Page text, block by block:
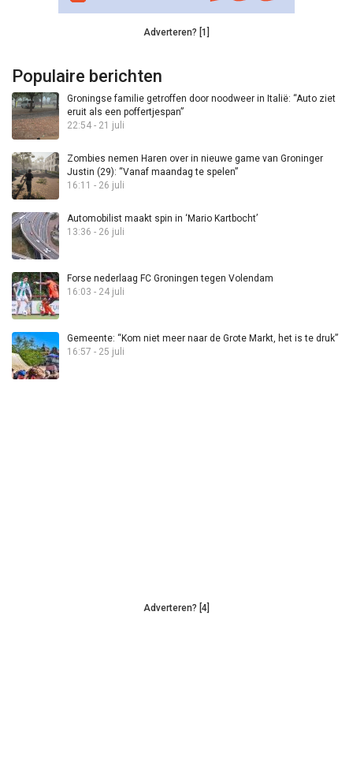
Adverteren? [1]
Populaire berichten
Groningse familie getroffen door noodweer in Italië: “Auto ziet
eruit als een poffertjespan”
22:54 - 21 juli
Zombies nemen Haren over in nieuwe game van Groninger
Justin (29): “Vanaf maandag te spelen”
16:11 - 26 juli
Automobilist maakt spin in ‘Mario Kartbocht’
13:36 - 26 juli
Forse nederlaag FC Groningen tegen Volendam
16:03 - 24 juli
Gemeente: “Kom niet meer naar de Grote Markt, het is te druk”
16:57 - 25 juli
Adverteren? [4]